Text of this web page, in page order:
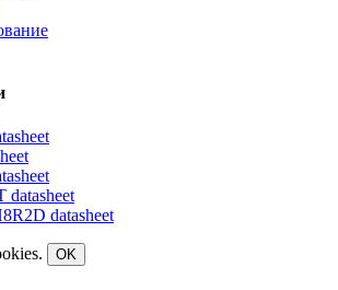
datasheet
OK